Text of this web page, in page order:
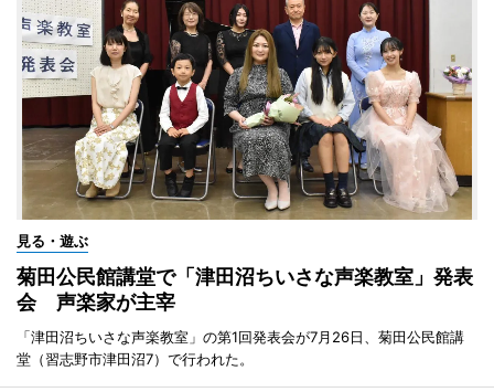
見る・遊ぶ
菊田公民館講堂で「津田沼ちいさな声楽教室」発表
会 声楽家が主宰
「津田沼ちいさな声楽教室」の第1回発表会が7月26日、菊田公民館講
堂（習志野市津田沼7）で行われた。